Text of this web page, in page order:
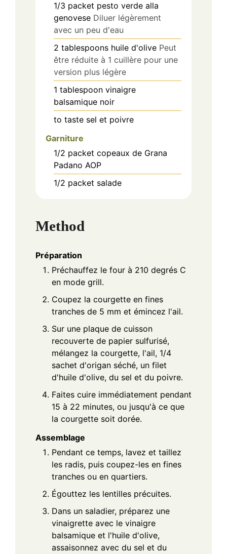
1/3 packet pesto verde alla
genovese Diluer légèrement
avec un peu d'eau
2 tablespoons huile d'olive Peut
être réduite à 1 cuillère pour une
version plus légère
1 tablespoon vinaigre
balsamique noir
to taste sel et poivre
Garniture
1/2 packet copeaux de Grana
Padano AOP
1/2 packet salade
Method
Préparation
Préchauffez le four à 210 degrés C
en mode grill.
Coupez la courgette en fines
tranches de 5 mm et émincez l'ail.
Sur une plaque de cuisson
recouverte de papier sulfurisé,
mélangez la courgette, l'ail, 1/4
sachet d'origan séché, un filet
d'huile d'olive, du sel et du poivre.
Faites cuire immédiatement pendant
15 à 22 minutes, ou jusqu'à ce que
la courgette soit dorée.
Assemblage
Pendant ce temps, lavez et taillez
les radis, puis coupez-les en fines
tranches ou en quartiers.
Égouttez les lentilles précuites.
Dans un saladier, préparez une
vinaigrette avec le vinaigre
balsamique et l'huile d'olive,
assaisonnez avec du sel et du